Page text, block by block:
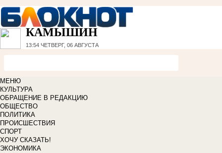
КАМЫШИН
13:54 ЧЕТВЕРГ, 06 АВГУСТА
МЕНЮ
КУЛЬТУРА
ОБРАЩЕНИЕ В РЕДАКЦИЮ
ОБЩЕСТВО
ПОЛИТИКА
ПРОИСШЕСТВИЯ
СПОРТ
ХОЧУ СКАЗАТЬ!
ЭКОНОМИКА